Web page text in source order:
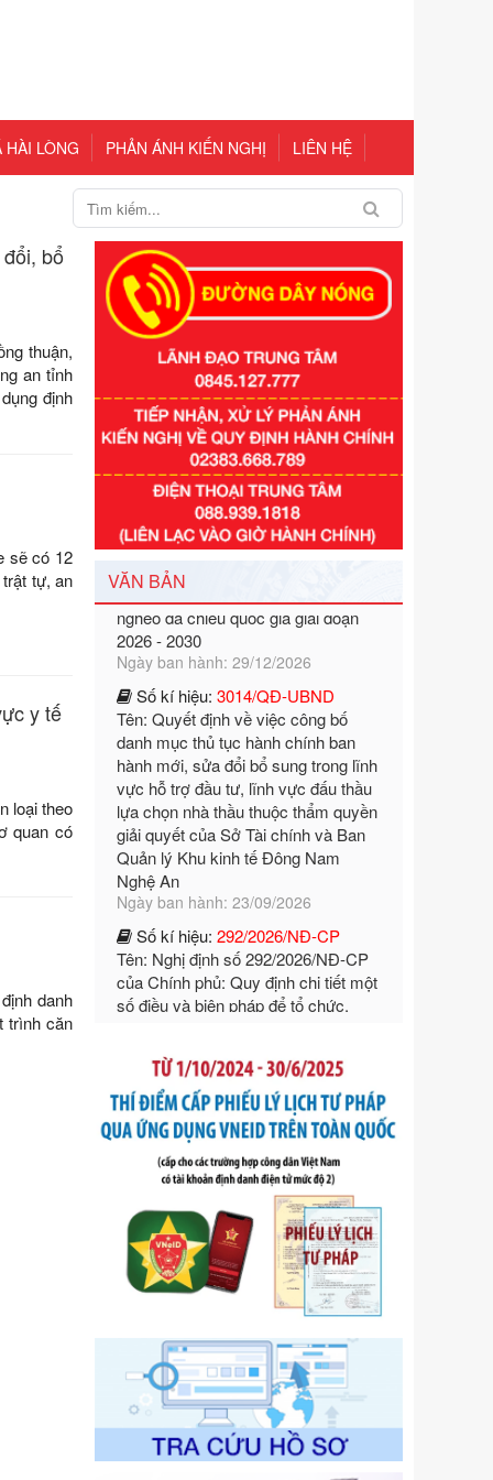
HÀI LÒNG PHẢN ÁNH KIẾN NGHỊ LIÊN HỆ
bổ
thuận,
an tỉnh
định
sẽ có 12
tự, an
y tế
loại theo
quan có
danh
trình căn
VĂN BẢN
Số kí hiệu:351/2025/NĐ-CP
Tên: Nghị định số 351/2025/NĐ-CP
của Chính phủ: Quy định chuẩn
2026 - 2030
Ngày ban hành: 29/12/2026
Số kí hiệu:
Tên: Quyết định về việc công bố
danh mục thủ tục hành chính ban
hành mới, sửa đổi bổ sung trong lĩnh
vực hỗ trợ đầu tư, lĩnh vực đấu thầu
lựa chọn nhà thầu thuộc thẩm quyền
giải quyết của Sở Tài chính và Ban
Quản lý Khu kinh tế Đông Nam
Nghệ An
Ngày ban hành: 23/09/2026
Số kí hiệu:
Tên: Nghị định số 292/2026/NĐ-CP
của Chính phủ: Quy định chi tiết một
số điều và biện pháp để tổ chức,
hướng dẫn thi hành Luật Quản lý
ngoại thương
Ngày ban hành: 21/07/2026
Số kí hiệu:
Tên: Nghị định số 292/2026/NĐ-CP
của Chính phủ: Quy định chi tiết một
số điều và biện pháp để tổ chức,
hướng dẫn thi hành Luật Quản lý
ngoại thương
Ngày ban hành: 21/07/2026
Số kí hiệu:105/2026/TT-BTC
Tên: Thông tư số 105/2026/TT-BTC
của Bộ Tài chính: Bãi bỏ Thông tư số
87/2019/TT- BТC ngày 19 tháng 12
năm 2019 của Bộ trưởng Bộ Tài
chính hướng dẫn thực hiện xử phạt
vi phạm hành chính trong lĩnh vực
kho bạc nhà nước
Ngày ban hành: 21/07/2026
Số kí hiệu:291/2026/NĐ-CP
Tên: Nghị định số 291/2026/NĐ-CP